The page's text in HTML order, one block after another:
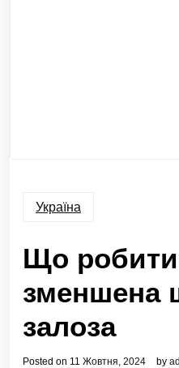
Україна
Що
зменшена
залоза
Posted on 11 Жовтня, 2024 by